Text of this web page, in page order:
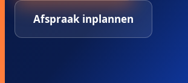
Afspraak inplannen